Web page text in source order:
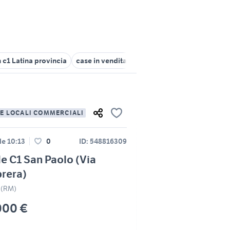
c1 Latina provincia case in vendita san paolo roma
LOCALI COMMERCIALI
10:13 0 ID: 548816309
C1 San Paolo (Via
€